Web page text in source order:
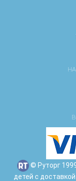
© Руторг
детей с